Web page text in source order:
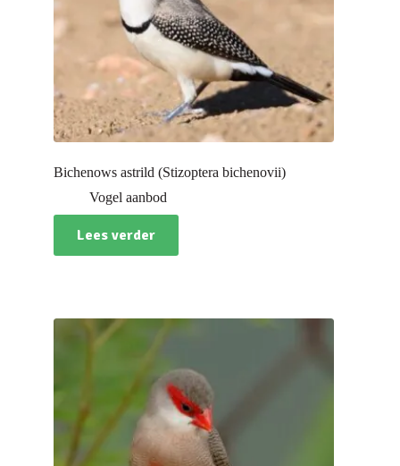
Bichenows astrild (Stizoptera bichenovii)
Vogel aanbod
Lees verder